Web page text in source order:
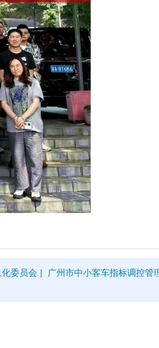
委员会 |
广州市中小客车指标调控管